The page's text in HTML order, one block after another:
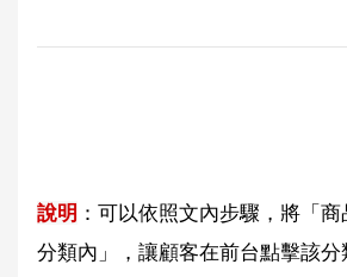
說明 ：可以依照文內步驟，將「
分類內」，讓顧客在前台點擊該